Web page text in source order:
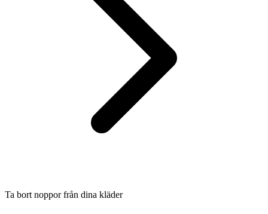
Ta bort noppor från dina kläder